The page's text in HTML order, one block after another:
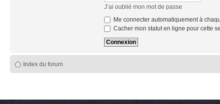
J’ai oublié mon mot de passe
Me connecter automatiquement à
Cacher mon statut en ligne pour cette
Index du forum